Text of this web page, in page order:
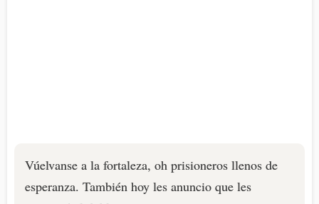
Vúelvanse a la fortaleza, oh prisioneros llenos de
esperanza. También hoy les anuncio que les